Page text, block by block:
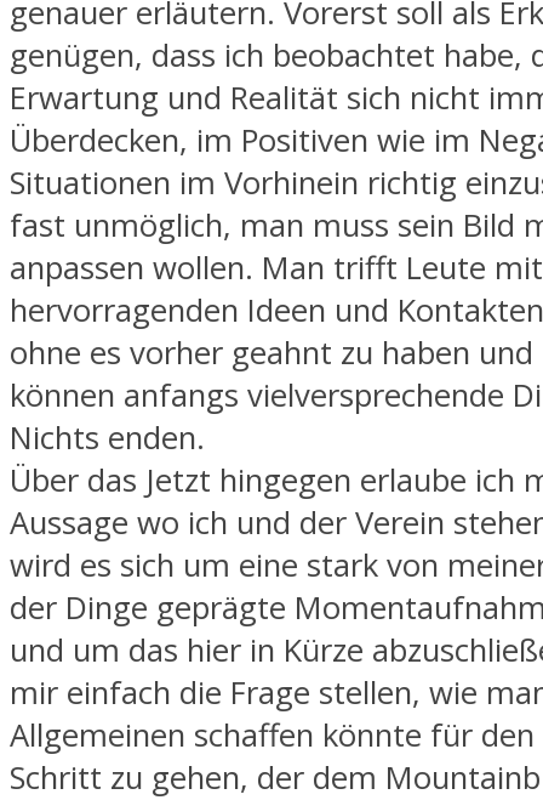
genauer erläutern. Vorerst soll als
genügen, dass ich beobachtet habe,
Erwartung und Realität sich nicht
Überdecken, im Positiven wie im
Situationen im Vorhinein richtig
fast unmöglich, man muss sein Bild
anpassen wollen. Man trifft Leute mit
hervorragenden Ideen und
ohne es vorher geahnt zu haben und
können anfangs vielversprechende
Nichts enden.
Über das Jetzt hingegen erlaube ich
Aussage wo ich und der Verein
wird es sich um eine stark von
der Dinge geprägte
und um das hier in Kürze
mir einfach die Frage stellen, wie
Allgemeinen schaffen könnte für
Schritt zu gehen, der dem